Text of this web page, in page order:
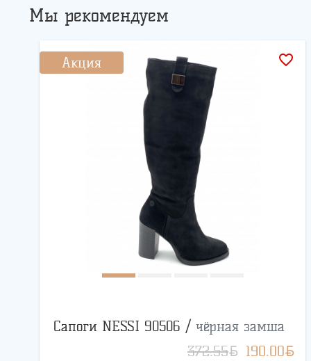
Мы рекомендуем
Акция favorite_border
Сапоги NESSI 90506 / чёрная замша
372.55BYN 190.00BYN